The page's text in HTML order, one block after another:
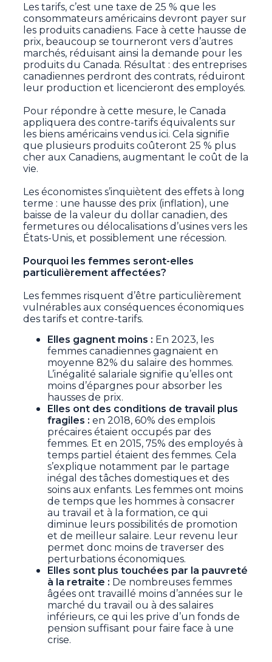
Les tarifs, c’est une taxe de 25 % que les
consommateurs américains devront payer sur
les produits canadiens. Face à cette hausse de
prix, beaucoup se tourneront vers d’autres
marchés, réduisant ainsi la demande pour les
produits du Canada. Résultat : des entreprises
canadiennes perdront des contrats, réduiront
leur production et licencieront des employés.
Pour répondre à cette mesure, le Canada
appliquera des contre-tarifs équivalents sur
les biens américains vendus ici. Cela signifie
que plusieurs produits coûteront 25 % plus
cher aux Canadiens, augmentant le coût de la
vie.
Les économistes s’inquiètent des effets à long
terme : une hausse des prix (inflation), une
baisse de la valeur du dollar canadien, des
fermetures ou délocalisations d’usines vers les
États-Unis, et possiblement une récession.
Pourquoi les femmes seront-elles
particulièrement affectées?
Les femmes risquent d’être particulièrement
vulnérables aux conséquences économiques
des tarifs et contre-tarifs.
Elles gagnent moins : En 2023, les
femmes canadiennes gagnaient en
moyenne 82% du salaire des hommes.
L’inégalité salariale signifie qu’elles ont
moins d’épargnes pour absorber les
hausses de prix.
Elles ont des conditions de travail plus
fragiles :en 2018, 60% des emplois
précaires étaient occupés par des
femmes. Et en 2015, 75% des employés à
temps partiel étaient des femmes. Cela
s’explique notamment par le partage
inégal des tâches domestiques et des
soins aux enfants. Les femmes ont moins
de temps que les hommes à consacrer
au travail et à la formation, ce qui
diminue leurs possibilités de promotion
et de meilleur salaire. Leur revenu leur
permet donc moins de traverser des
perturbations économiques.
Elles sont plus touchées par la pauvreté
à la retraite : De nombreuses femmes
âgées ont travaillé moins d’années sur le
marché du travail ou à des salaires
inférieurs, ce qui les prive d’un fonds de
pension suffisant pour faire face à une
crise.